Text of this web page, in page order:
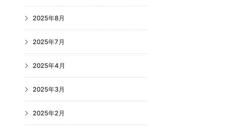
2025年8月
2025年7月
2025年4月
2025年3月
2025年2月